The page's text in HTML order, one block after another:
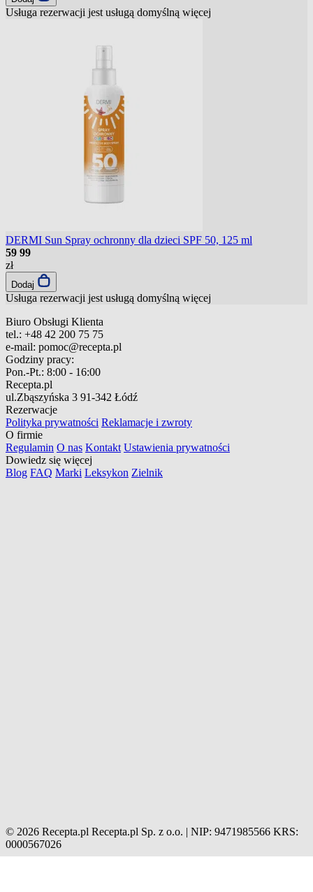
Usługa rezerwacji jest usługą domyślną więcej
DERMI Sun Spray ochronny dla dzieci SPF 50, 125 ml
59 99
zł
Dodaj
Usługa rezerwacji jest usługą domyślną więcej
Biuro Obsługi Klienta
tel.: +48 42 200 75 75
e-mail: pomoc@recepta.pl
Godziny pracy:
Pon.-Pt.: 8:00 - 16:00
Recepta.pl
ul.Zbąszyńska 3 91-342 Łódź
Rezerwacje
Polityka prywatności Reklamacje i zwroty
O firmie
Regulamin O nas Kontakt Ustawienia prywatności
Dowiedz się więcej
Blog FAQ Marki Leksykon Zielnik
© 2026 Recepta.pl Recepta.pl Sp. z o.o. | NIP: 9471985566 KRS:
0000567026